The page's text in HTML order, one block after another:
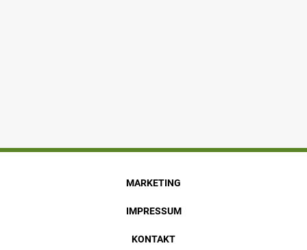
MARKETING
IMPRESSUM
KONTAKT